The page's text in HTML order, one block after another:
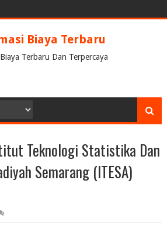
Biaya Terbaru
Terbaru Dan Terpercaya
Teknologi Statistika Dan
Semarang (ITESA)